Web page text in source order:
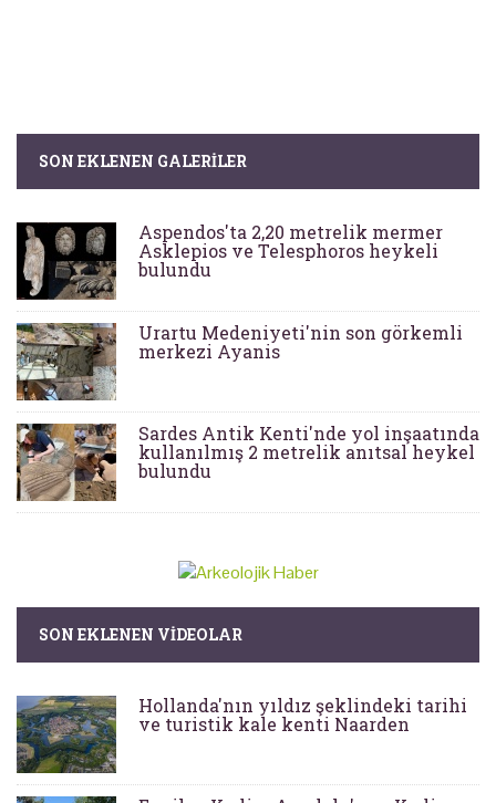
SON EKLENEN GALERILER
Aspendos'ta 2,20 metrelik mermer
Asklepios ve Telesphoros heykeli
bulundu
Urartu Medeniyeti'nin son görkemli
merkezi Ayanis
Sardes Antik Kenti'nde yol inşaatında
kullanılmış 2 metrelik anıtsal heykel
bulundu
SON EKLENEN VIDEOLAR
Hollanda'nın yıldız şeklindeki tarihi
ve turistik kale kenti Naarden